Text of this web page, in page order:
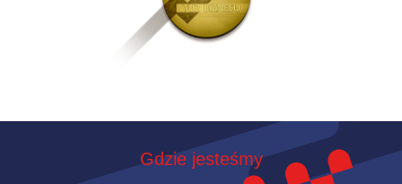
Gdzie jesteśmy